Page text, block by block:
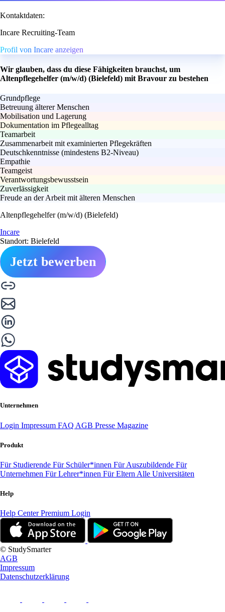
Kontaktdaten:
Incare Recruiting-Team
Profil von Incare anzeigen
Wir glauben, dass du diese Fähigkeiten brauchst, um
Altenpflegehelfer (m/w/d) (Bielefeld) mit Bravour zu bestehen
Grundpflege
Betreuung älterer Menschen
Mobilisation und Lagerung
Dokumentation im Pflegealltag
Teamarbeit
Zusammenarbeit mit examinierten Pflegekräften
Deutschkenntnisse (mindestens B2-Niveau)
Empathie
Teamgeist
Verantwortungsbewusstsein
Zuverlässigkeit
Freude an der Arbeit mit älteren Menschen
Altenpflegehelfer (m/w/d) (Bielefeld)
Incare
Standort: Bielefeld
Jetzt bewerben
Unternehmen
Login Impressum FAQ AGB Presse Magazine
Produkt
Für Studierende Für Schüler*innen Für Auszubildende Für
Unternehmen Für Lehrer*innen Für Eltern Alle Universitäten
Help
Help CenterPremium Login
© StudySmarter
AGB
Impressum
Datenschutzerklärung